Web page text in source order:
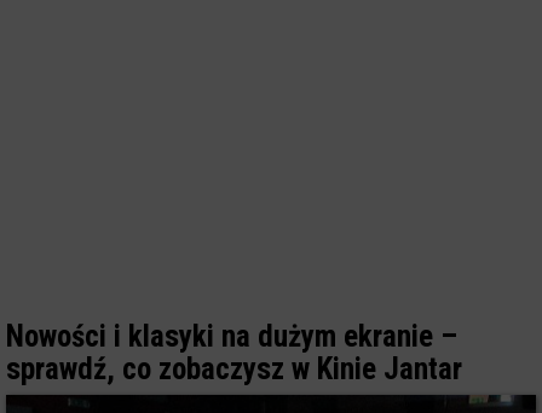
Nowości i klasyki na dużym ekranie –
sprawdź, co zobaczysz w Kinie Jantar